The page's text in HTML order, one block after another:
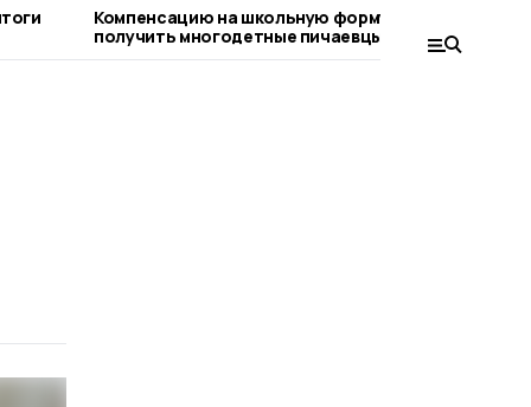
Компенсацию на школьную форму могут
получить многодетные пичаевцы